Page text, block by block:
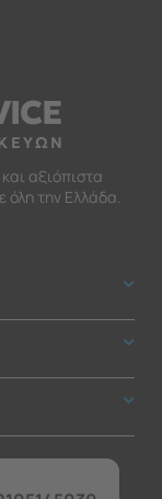
αξιόπιστα
όλη την Ελλάδα.